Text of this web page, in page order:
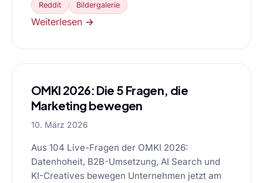
Reddit Bildergalerie
Weiterlesen →
OMKI 2026: Die 5 Fragen, die
Marketing bewegen
10. März 2026
Aus 104 Live-Fragen der OMKI 2026:
Datenhoheit, B2B-Umsetzung, AI Search und
KI-Creatives bewegen Unternehmen jetzt am